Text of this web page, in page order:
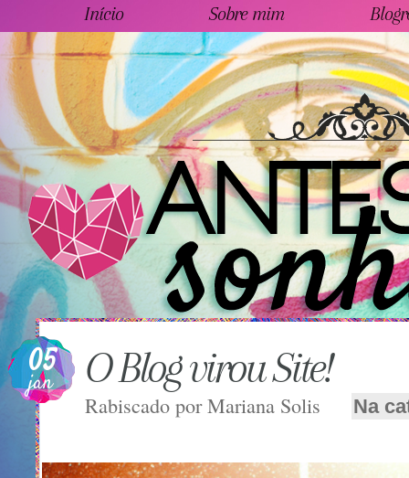
Início Sobre mim
05
jan O Blog virou Site!
Rabiscado porMariana Solis Na